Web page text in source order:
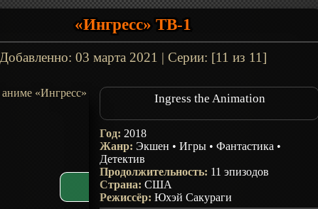
«Ингресс» ТВ-1
Добавленно: 03 марта 2021 | Серии: [11 из 11]
Ingress the Animation
Год: 2018
Жанр:Экшен •Игры •Фантастика •
Детектив
Продолжительность: 11 эпизодов
Страна:США
Режиссёр:Юхэй Сакураги